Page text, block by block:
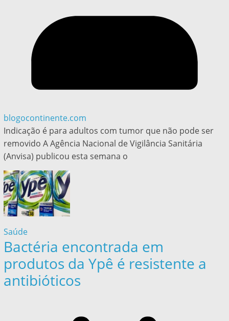
blogocontinente.com
Indicação é para adultos com tumor que não pode ser
removido A Agência Nacional de Vigilância Sanitária
(Anvisa) publicou esta semana o
Saúde
Bactéria encontrada em
produtos da Ypê é resistente a
antibióticos